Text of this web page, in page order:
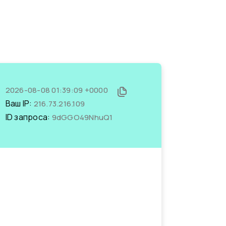
2026-08-08 01:39:09 +0000
Ваш IP: 216.73.216.109
ID запроса: 9dGGO49NhuQ1